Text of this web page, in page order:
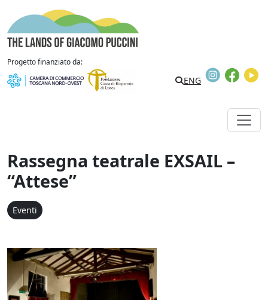
Vai al contenuto
Progetto finanziato da:
Search
ENG
Instagram
Rassegna teatrale EXSAIL –
“Attese”
Eventi